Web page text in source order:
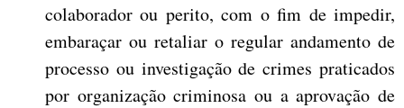
colaborador ou perito, com o fim de impedir,
embaraçar ou retaliar o regular andamento de
processo ou investigação de crimes praticados
por organização criminosa ou a aprovação de